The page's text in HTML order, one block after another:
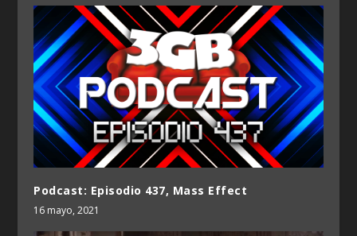
Podcast: Episodio 437, Mass Effect
16 mayo, 2021